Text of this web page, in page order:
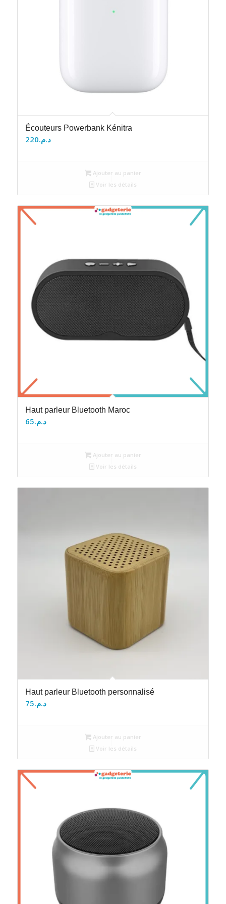
Écouteurs Powerbank Kénitra
د.م.220
Ajouter au panier
Voir les détails
Haut parleur Bluetooth Maroc
د.م.65
Ajouter au panier
Voir les détails
Haut parleur Bluetooth personnalisé
د.م.75
Ajouter au panier
Voir les détails